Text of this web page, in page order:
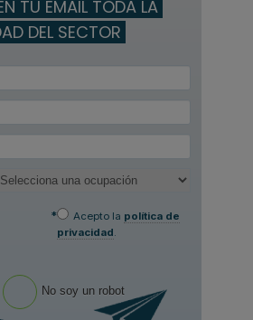
TU EMAIL TODA LA
DEL SECTOR
*
Acepto la política de
privacidad.
No soy un robot